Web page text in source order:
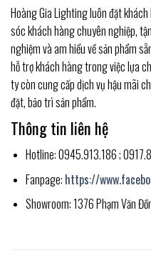
Hoàng Gia Lighting luôn đặt
sóc khách hàng chuyên nghiệp,
nghiệm và am hiểu về sản phẩm
hỗ trợ khách hàng trong việc lựa
ty còn cung cấp dịch vụ hậu mãi
đặt, bảo trì sản phẩm.
Thông tin liên hệ
Hotline: 0945.913.186 ;
Fanpage: https://
Showroom: 1376 Phạm Văn